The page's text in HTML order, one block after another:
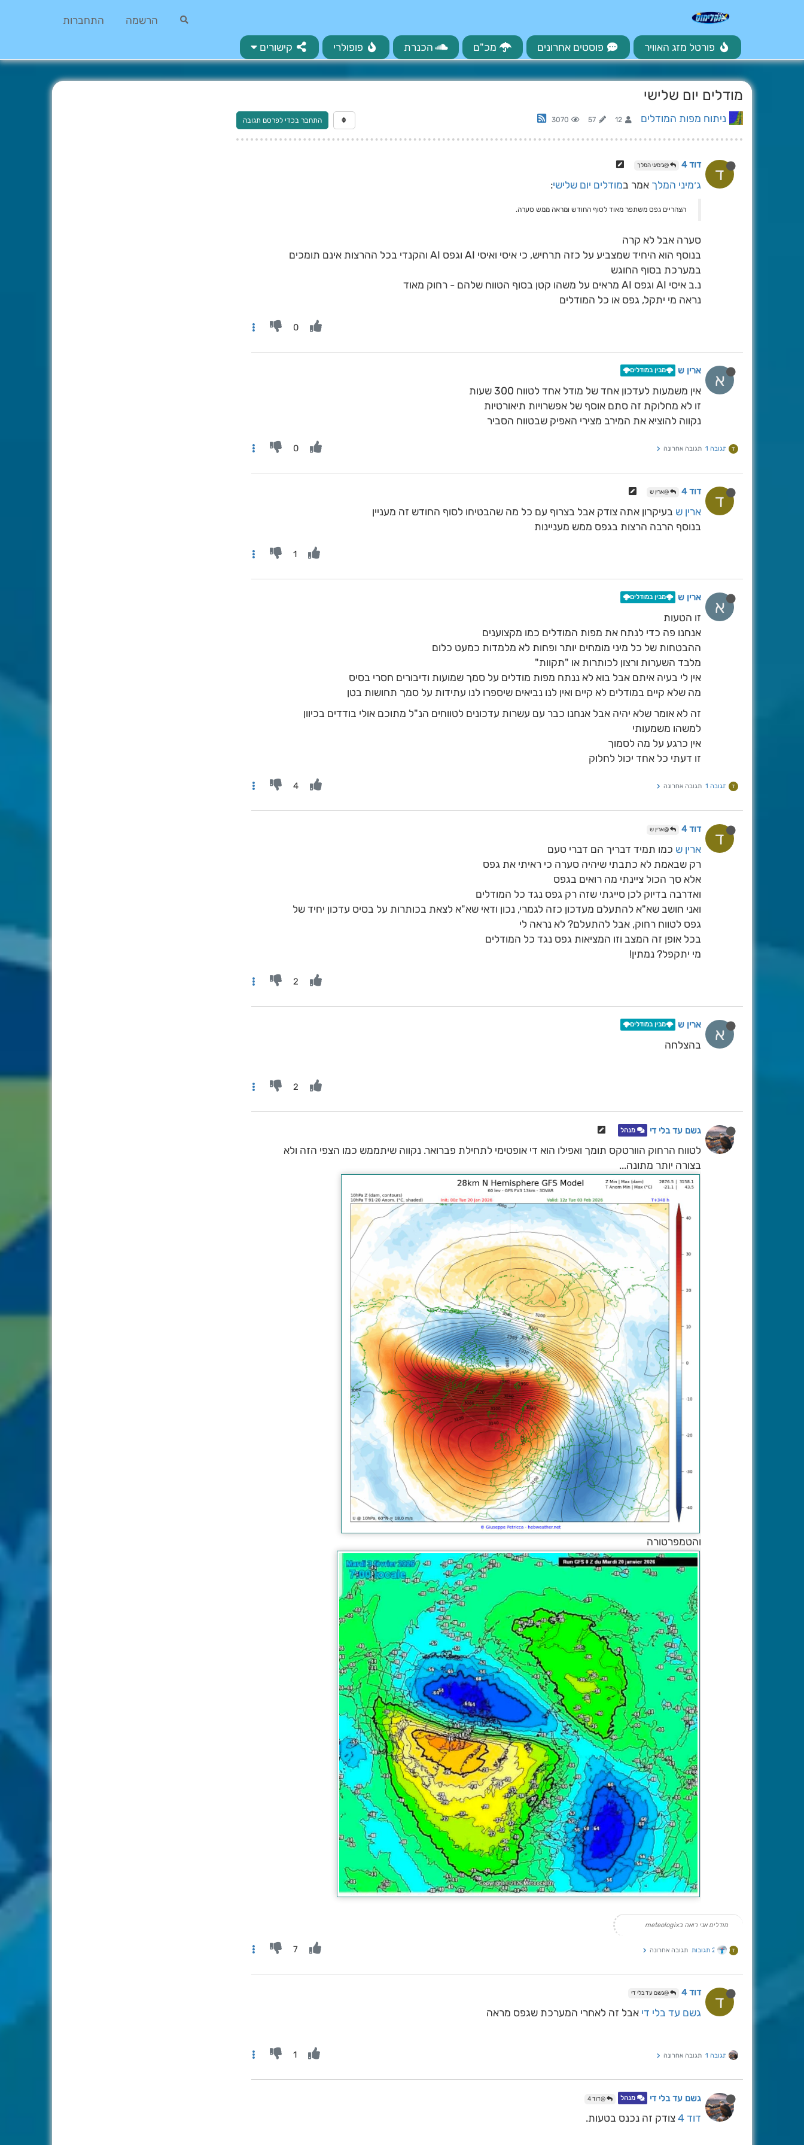
הרשמה התחברות
פורטל מזג האוויר פוסטים אחרונים מכ"ם הכנרת פופולרי קישורים
מודלים יום שלישי
ניתוח מפות המודלים 12
57
3070 התחבר בכדי לפרסם תגובה
ד דוד 4 @ג׳מיני המלך
ג׳מיני המלך אמר במודלים יום שלישי:
הצהריים גפס משתפר מאוד לסוף החודש ומראה ממש סערה.
סערה אבל לא קרה
בנוסף הוא היחיד שמצביע על כזה תרחיש, כי איסי ואיסי AI וגפס AI והקנדי בכל ההרצות אינם תומכים
במערכת בסוף החוגש
נ.ב איסי AI וגפס AI מראים על משהו קטן בסוף הטווח שלהם - רחוק מאוד
נראה מי יתקל, גפס או כל המודלים
0
א ארין ש 🌩️מבין במודלים🌩️
אין משמעות לעדכון אחד של מודל אחד לטווח 300 שעות
זו לא מחלוקת זה סתם אוסף של אפשרויות תיאורטיות
נקווה להוציא את המירב מצירי האפיק שבטווח הסביר
ד תגובה 1 תגובה אחרונה 0
ד דוד 4 @ארין ש
ארין ש בעיקרון אתה צודק אבל בצרוף עם כל מה שהבטיחו לסוף החודש זה מעניין
בנוסף הרבה הרצות בגפס ממש מעניינות
1
א ארין ש 🌩️מבין במודלים🌩️
זו הטעות
אנחנו פה כדי לנתח את מפות המודלים כמו מקצוענים
ההבטחות של כל מיני מומחים יותר ופחות לא מלמדות כמעט כלום
מלבד השערות ורצון לכותרות או "תקוות"
אין לי בעיה איתם אבל בוא לא ננתח מפות מודלים על סמך שמועות ודיבורים חסרי בסיס
מה שלא קיים במודלים לא קיים ואין לנו נביאים שיספרו לנו עתידות על סמך תחושות בטן
זה לא אומר שלא יהיה אבל אנחנו כבר עם עשרות עדכונים לטווחים הנ"ל מתוכם אולי בודדים בכיוון
למשהו משמעותי
אין כרגע על מה לסמוך
זו דעתי כל אחד יכול לחלוק
ד תגובה 1 תגובה אחרונה 4
ד דוד 4 @ארין ש
ארין ש כמו תמיד דבריך הם דברי טעם
רק שבאמת לא כתבתי שיהיה סערה כי ראיתי את גפס
אלא סך הכול ציינתי מה רואים בגפס
ואדרבה בדיוק לכן סייגתי שזה רק גפס נגד כל המודלים
ואני חושב שא"א להתעלם מעדכון כזה לגמרי, נכון ודאי שא"א לצאת בכותרות על בסיס עדכון יחיד של
גפס לטווח רחוק, אבל להתעלם? לא נראה לי
בכל אופן זה המצב וזו המציאות גפס נגד כל המודלים
מי יתקפל? נמתין!
2
א ארין ש 🌩️מבין במודלים🌩️
בהצלחה
2
גשם עד בלי די מנהל
לטווח הרחוק הוורטקס תומך ואפילו הוא די אופטימי לתחילת פברואר. נקווה שיתממש כמו הצפי הזה ולא
בצורה יותר מתונה...
והטמפרטורה
מודלים אני רואה בmeteologix
ד 2 תגובות תגובה אחרונה 7
ד דוד 4 @גשם עד בלי די
גשם עד בלי די אבל זה לאחרי המערכת שגפס מראה
תגובה 1 תגובה אחרונה 1
גשם עד בלי די מנהל @דוד 4
דוד 4 צודק זה נכנס בטעות.